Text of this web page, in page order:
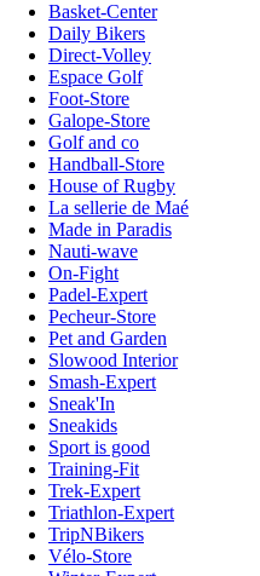
Basket-Center
Daily Bikers
Direct-Volley
Espace Golf
Foot-Store
Galope-Store
Golf and co
Handball-Store
House of Rugby
La sellerie de Maé
Made in Paradis
Nauti-wave
On-Fight
Padel-Expert
Pecheur-Store
Pet and Garden
Slowood Interior
Smash-Expert
Sneak'In
Sneakids
Sport is good
Training-Fit
Trek-Expert
Triathlon-Expert
TripNBikers
Vélo-Store